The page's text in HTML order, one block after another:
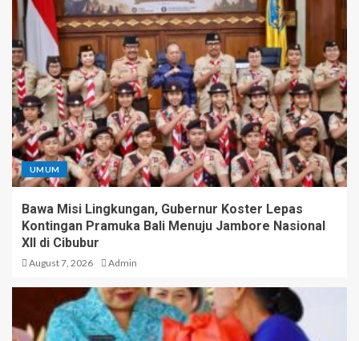
UMUM
Bawa Misi Lingkungan, Gubernur Koster Lepas
Kontingan Pramuka Bali Menuju Jambore Nasional
XII di Cibubur
August 7, 2026 Admin